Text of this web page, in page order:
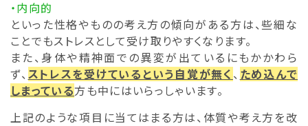
・内向的
といった性格やものの考え方の傾向がある方は、些細な
ことでもストレスとして受け取りやすくなります。
また、身体や精神面での異変が出ているにもかかわら
ず、 ストレスを受けているという自覚が無く 、 ため込んで
しまっている方も中にはいらっしゃいます。
上記のような項目に当てはまる方は、体質や考え方を改